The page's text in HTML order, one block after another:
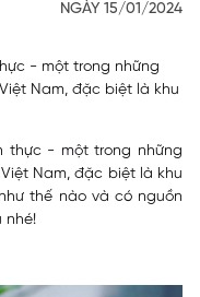
NGÀY 15/01/2024
- một trong những
Nam, đặc biệt là khu
thực - một trong những
Nam, đặc biệt là khu
thế nào và có nguồn
nhé!